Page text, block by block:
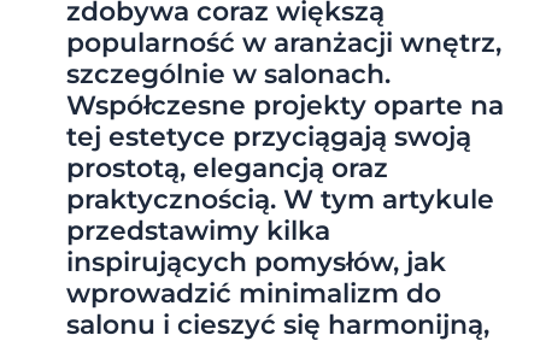
zdobywa coraz większą
popularność w aranżacji wnętrz,
szczególnie w salonach.
Współczesne projekty oparte na
tej estetyce przyciągają swoją
prostotą, elegancją oraz
praktycznością. W tym artykule
przedstawimy kilka
inspirujących pomysłów, jak
wprowadzić minimalizm do
salonu i cieszyć się harmonijną,